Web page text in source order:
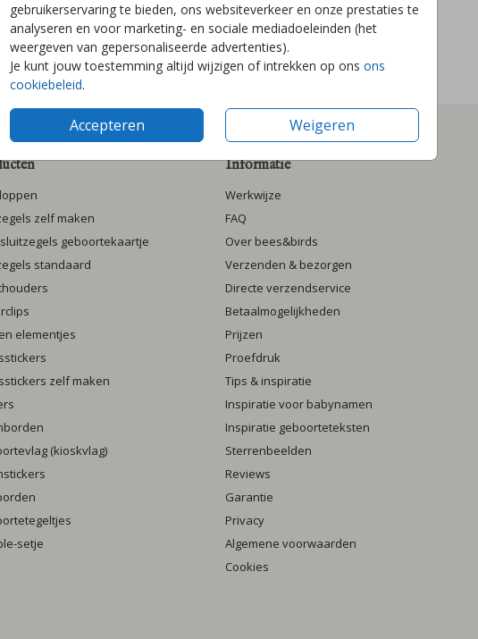
gebruikerservaring te bieden, ons websiteverkeer en onze prestaties te
analyseren en voor marketing- en sociale mediadoeleinden (het
weergeven van gepersonaliseerde advertenties).
Je kunt jouw toestemming altijd wijzigen of intrekken op ons ons
cookiebeleid.
Accepteren Weigeren
zelf maken
geboortekaartje
standaard
elementjes
zelf maken
(kioskvlag)
setje
Informatie
Werkwijze
FAQ
Over bees&birds
Verzenden & bezorgen
Directe verzendservice
Betaalmogelijkheden
Prijzen
Proefdruk
Tips & inspiratie
Inspiratie voor babynamen
Inspiratie geboorteteksten
Sterrenbeelden
Reviews
Garantie
Privacy
Algemene voorwaarden
Cookies